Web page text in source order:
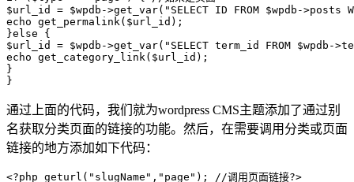
$url_id = $wpdb->get_var("SELECT ID FROM $wpdb-
echo get_permalink($url_id);
}else {
$url_id = $wpdb->get_var("SELECT term_id FROM $wpdb-
echo get_category_link($url_id);
}
通过上面的代码，我们就为wordpress CMS主题添加了通过别
名获取分类页面的链接的功能。然后，在需要调用分类或页面
链接的地方添加如下代码：
<?php geturl("slugName","page"); //调用页面链接?>